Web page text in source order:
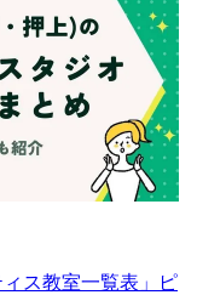
ス教室一覧表」ピ